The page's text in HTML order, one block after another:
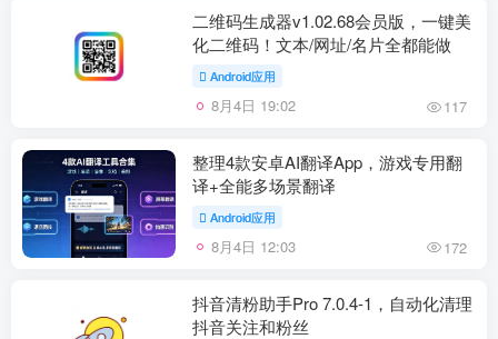
二维码生成器v1.02.68会员版，一键美
化二维码！文本/网址/名片全都能做
Android应用
8月4日 19:02 117
整理4款安卓AI翻译App，游戏专用翻
译+全能多场景翻译
Android应用
8月4日 12:03 172
抖音清粉助手Pro 7.0.4-1，自动化清理
抖音关注和粉丝